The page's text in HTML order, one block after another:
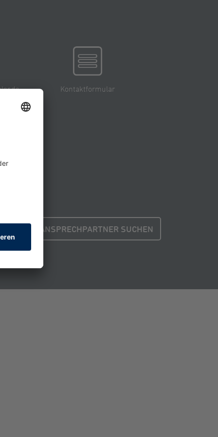
Kontaktformular
Region.
ANSPRECHPARTNER SUCHEN